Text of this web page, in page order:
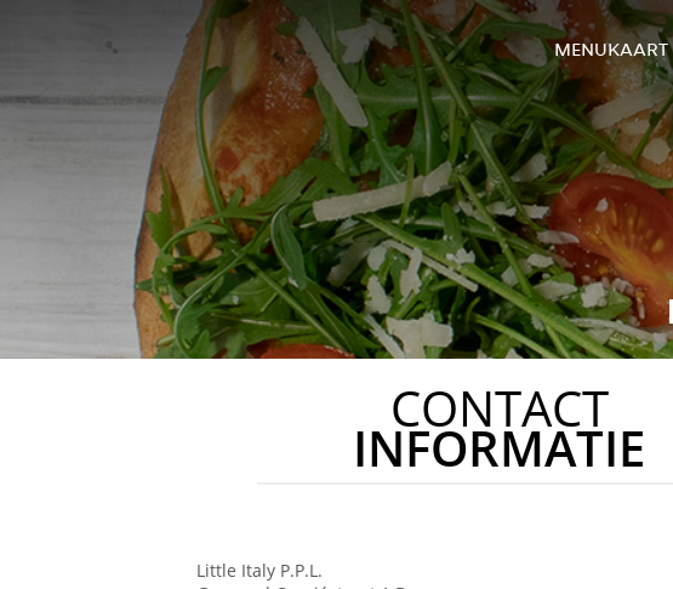
MENUKAART
CONTACT
INFORMATIE
Little Italy P.P.L.